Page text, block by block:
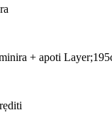
+ apoti